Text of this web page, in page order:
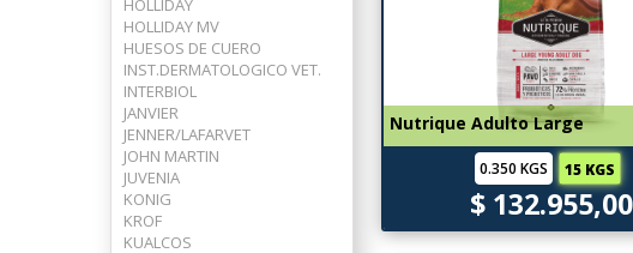
HOLLIDAY
HOLLIDAY MV
HUESOS DE CUERO
INST.DERMATOLOGICO VET.
INTERBIOL
JANVIER
JENNER/LAFARVET
JOHN MARTIN
JUVENIA
KONIG
KROF
KUALCOS
Nutrique Adulto Large
0.350 KGS 15 KGS
$ 132.955,00